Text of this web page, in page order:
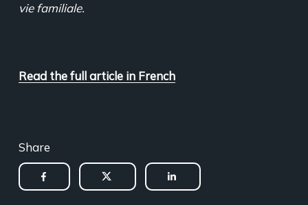
vie familiale.
Read the full article in French
Share